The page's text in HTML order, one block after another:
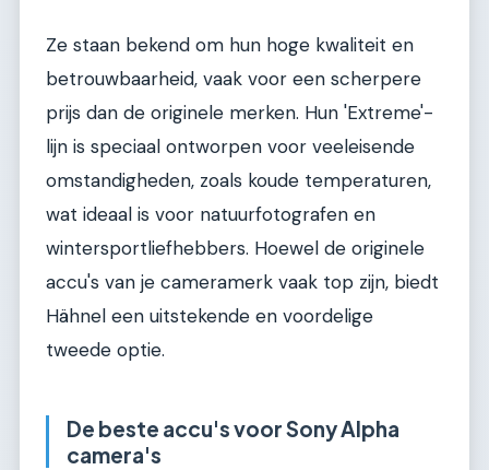
Ze staan bekend om hun hoge kwaliteit en
betrouwbaarheid, vaak voor een scherpere
prijs dan de originele merken. Hun 'Extreme'-
lijn is speciaal ontworpen voor veeleisende
omstandigheden, zoals koude temperaturen,
wat ideaal is voor natuurfotografen en
wintersportliefhebbers. Hoewel de originele
accu's van je cameramerk vaak top zijn, biedt
Hähnel een uitstekende en voordelige
tweede optie.
De beste accu's voor Sony Alpha
camera's